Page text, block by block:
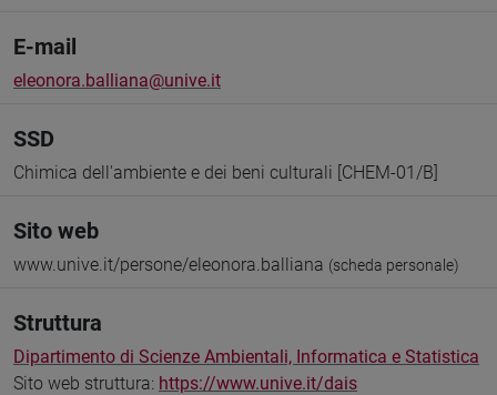
E-mail
eleonora.balliana@unive.it
SSD
Chimica dell'ambiente e dei beni culturali [CHEM-01/B]
Sito web
www.unive.it/persone/eleonora.balliana (scheda personale)
Struttura
Dipartimento di Scienze Ambientali, Informatica e Statistica
Sito web struttura: https://www.unive.it/dais